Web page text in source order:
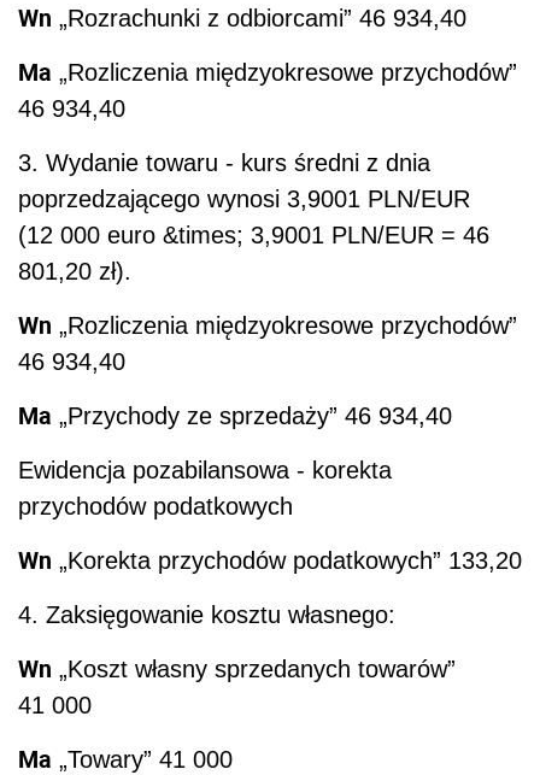
Wn „Rozrachunki z odbiorcami” 46 934,40
Ma „Rozliczenia międzyokresowe przychodów”
46 934,40
3. Wydanie towaru - kurs średni z dnia
poprzedzającego wynosi 3,9001 PLN/EUR
(12 000 euro &times; 3,9001 PLN/EUR = 46
801,20 zł).
Wn „Rozliczenia międzyokresowe przychodów”
46 934,40
Ma „Przychody ze sprzedaży” 46 934,40
Ewidencja pozabilansowa - korekta
przychodów podatkowych
Wn „Korekta przychodów podatkowych” 133,20
4. Zaksięgowanie kosztu własnego:
Wn „Koszt własny sprzedanych towarów”
41 000
Ma „Towary” 41 000